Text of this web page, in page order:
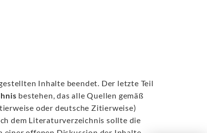
Inhalte beendet. Der letzte Teil
bestehen, das alle Quellen gemäß
oder deutsche Zitierweise)
dem Literaturverzeichnis sollte die